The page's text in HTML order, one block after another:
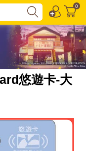
0
悠遊卡-大